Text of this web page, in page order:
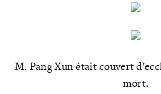
M. Pang Xun était couvert
mort.